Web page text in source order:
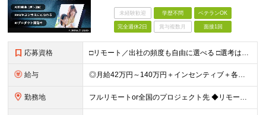
未経験歓迎 学歴不問 ベテランOK
完全週休2日 賞与複数月 面接1回
応募資格 □リモート／出社の頻度も自由に選べる □選考は役員とWeb面談1回のみ □学歴不問／第二新卒歓迎／ブランクOK 【応募条件】 ◎ITエンジニアの実務経験1年以上をお持ちの方 └言語・業界・ジャンル不
給与 ◎月給42万円～140万円＋インセンティブ＋各種手当 ・エンジニア平均年収640万円 ・入社したエンジニア全員年収UP！平均180万円UP！ ・還元率80~95%！平均還元率86.9% ・単価連動型⇒
勤務地 フルリモートor全国のプロジェクト先 ◆リモート実施率93%（リモート／出社の頻度も自分で選べる） ◆UIターン歓迎！転勤なし ※(変更の範囲)上記を除く当社関連勤務地 ＼独立した評価機関による評価